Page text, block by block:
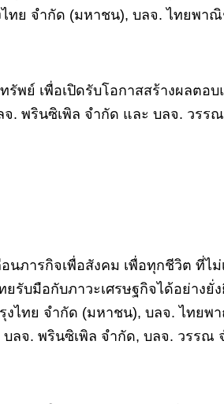
ทย จำกัด (มหาชน), บลจ. ไทยพา
ย์ เพื่อเปิดรับโอกาสสร้างผลตอ
. พรินซิเพิล จำกัด และ บลจ. วรร
ารกิจเพื่อสังคม เพื่อทุกชีวิต ที่ไ
ยรับมือกับภาวะเศรษฐกิจได้อย่า
ไทย จำกัด (มหาชน), บลจ. ไทย
ลจ. พรินซิเพิล จำกัด, บลจ. วรร